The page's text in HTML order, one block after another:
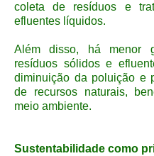
coleta de resíduos e
efluentes líquidos.
Além disso, há menor
resíduos sólidos e
diminuição da poluição e
de recursos naturais,
meio ambiente.
Sustentabilidade como